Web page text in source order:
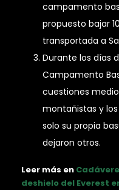
campamento
propuesto bajar
transportada a
Durante los días
Campamento
cuestiones
montañistas y
solo su propia
dejaron otros.
Leer más en
deshielo del Everest